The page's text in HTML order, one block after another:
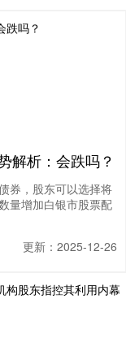
解析：会跌吗？
券，股东可以选择将
量增加白银市股票配
更新：2025-12-26